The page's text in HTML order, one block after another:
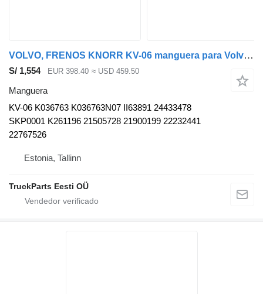
VOLVO, FRENOS KNORR KV-06 manguera para Volvo B5LH, B0E (2008-) autobús
S/ 1,554 EUR 398.40 ≈ USD 459.50
Manguera
KV-06 K036763 K036763N07 II63891 24433478
SKP0001 K261196 21505728 21900199 22232441
22767526
Estonia, Tallinn
TruckParts Eesti OÜ